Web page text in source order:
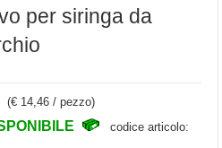
per siringa da
(€ 14,46 / pezzo)
codice articolo: